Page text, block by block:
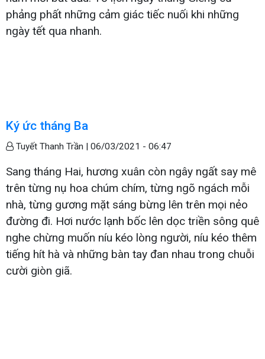
phảng phất những cảm giác tiếc nuối khi những
ngày tết qua nhanh.
Ký ức tháng Ba
Tuyết Thanh Trần | 06/03/2021 - 06:47
Sang tháng Hai, hương xuân còn ngây ngất say mê
trên từng nụ hoa chúm chím, từng ngõ ngách mỗi
nhà, từng gương mặt sáng bừng lên trên mọi nẻo
đường đi. Hơi nước lạnh bốc lên dọc triền sông quê
nghe chừng muốn níu kéo lòng người, níu kéo thêm
tiếng hít hà và những bàn tay đan nhau trong chuỗi
cười giòn giã.